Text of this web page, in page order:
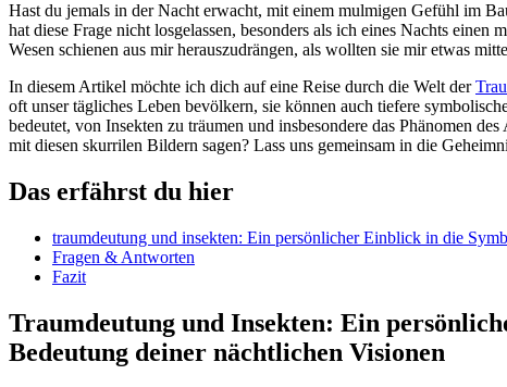
Hast du⁤ jemals in der ⁤Nacht erwacht, mit einem mulmigen Gefühl im
hat diese Frage nicht losgelassen, besonders als ich ⁢eines Nachts einen
Wesen schienen aus mir ​herauszudrängen,‌ als wollten sie⁤ mir⁢ etwas
In diesem Artikel möchte⁤ ich dich ‌auf eine Reise durch⁣ die Welt der
oft⁢ unser tägliches Leben‍ bevölkern, sie können auch tiefere
bedeutet,⁢ von⁢ Insekten zu träumen und ⁤insbesondere ⁤das Phänomen
mit diesen ​skurrilen Bildern sagen? Lass uns ​gemeinsam in die
Das erfährst du hier
traumdeutung und insekten: Ein persönlicher Einblick in die
Fragen & Antworten
Fazit
Traumdeutung und Insekten: Ein
Bedeutung deiner nächtlichen Visionen